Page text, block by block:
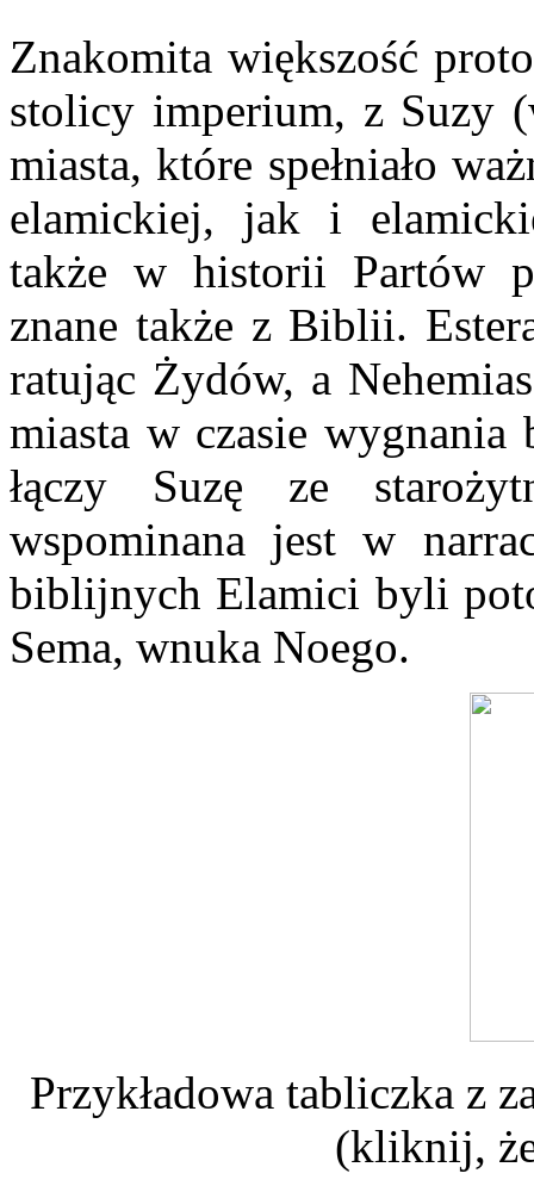
Znakomita większość
stolicy imperium, z Suzy
miasta, które spełniało
elamickiej, jak i
także w historii Partów
znane także z Biblii.
ratując Żydów, a
miasta w czasie wygnania
łączy Suzę ze
wspominana jest w
biblijnych Elamici byli
Sema, wnuka Noego.
Przykładowa tabliczka z
(kliknij,